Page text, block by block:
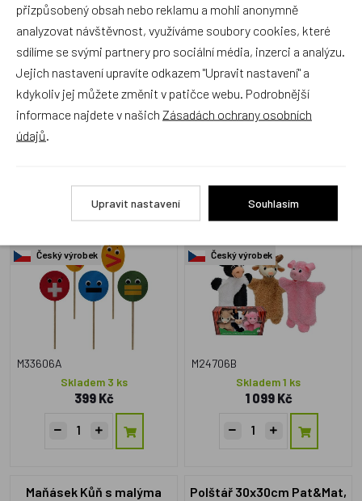
M78333A3
Skladem 1 ks
299 Kč
M44904D
Skladem 1 ks
809 Kč
Matematické značky,
5dílná sada, výuková
Český výrobek
M33606A
Skladem 3 ks
399 Kč
MÚ Brno, Krabička
Český výrobek
M24706B
Skladem 1 ks
1 099 Kč
Maňásek Kůň s malýma
Polštář 30x30cm Pat&Mat,
přizpůsobený obsah nebo reklamu a mohli anonymně
analyzovat návštěvnost, využíváme soubory cookies, které
sdílíme se svými partnery pro sociální média, inzerci a analýzu.
Jejich nastavení upravíte odkazem "Upravit nastavení" a
kdykoliv jej můžete změnit v patičce webu. Podrobnější
informace najdete v našich Zásadách ochrany osobních
údajů
Upravit nastavení Souhlasím